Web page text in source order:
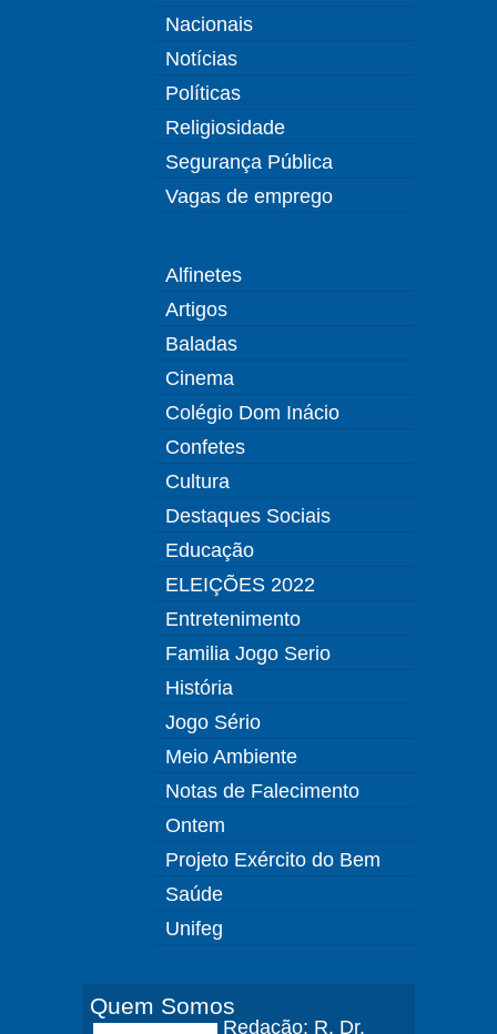
Nacionais
Notícias
Políticas
Religiosidade
Segurança Pública
Vagas de emprego
Alfinetes
Artigos
Baladas
Cinema
Colégio Dom Inácio
Confetes
Cultura
Destaques Sociais
Educação
ELEIÇÕES 2022
Entretenimento
Familia Jogo Serio
História
Jogo Sério
Meio Ambiente
Notas de Falecimento
Ontem
Projeto Exército do Bem
Saúde
Unifeg
Quem Somos
Redação: R. Dr.